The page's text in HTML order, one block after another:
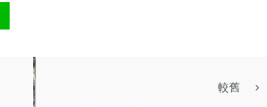
較舊
綜合新聞